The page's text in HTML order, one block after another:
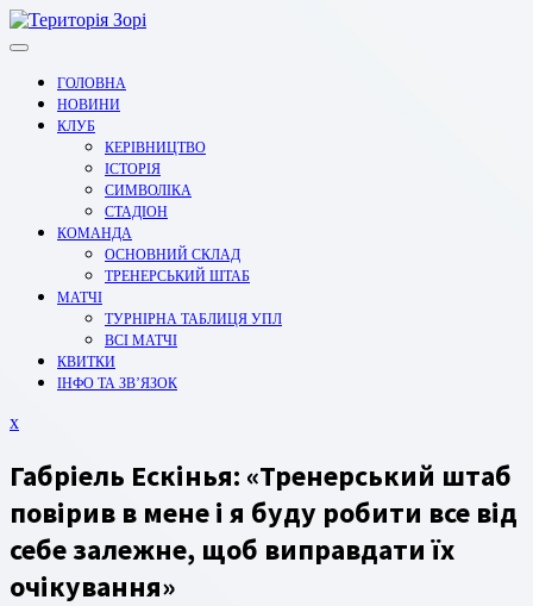
Перейти
до
ГОЛОВНА
НОВИНИ
КЛУБ
КЕРІВНИЦТВО
ІСТОРІЯ
СИМВОЛІКА
СТАДІОН
КОМАНДА
ОСНОВНИЙ СКЛАД
ТРЕНЕРСЬКИЙ ШТАБ
МАТЧІ
ТУРНІРНА ТАБЛИЦЯ УПЛ
ВСІ МАТЧІ
КВИТКИ
ІНФО ТА ЗВ’ЯЗОК
xЗакрити
Габріель Ескінья: «Тренерський штаб
повірив в мене і я буду робити все від
себе залежне, щоб виправдати їх
очікування»